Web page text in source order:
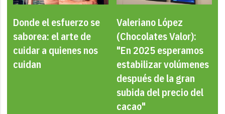
Donde el esfuerzo se
saborea: el arte de
cuidar a quienes nos
cuidan
Valeriano López
(Chocolates Valor):
"En 2025 esperamos
estabilizar volúmenes
después de la gran
subida del precio del
cacao"